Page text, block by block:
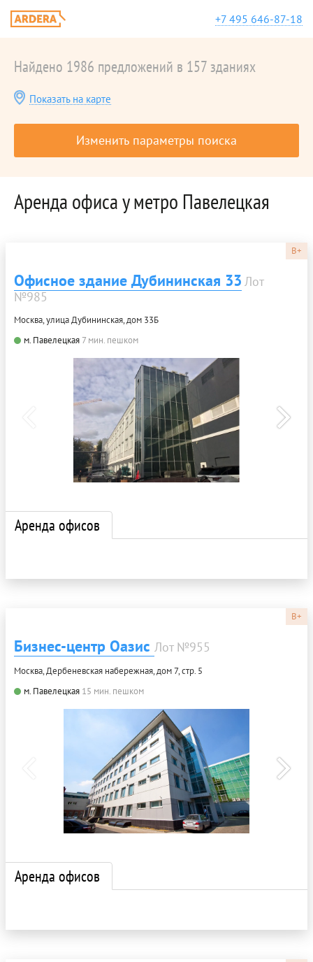
+7 495 646-87-18
Найдено 1986 предложений в 157 зданиях
Показать на карте
Изменить параметры поиска
Аренда офиса у метро Павелецкая
B+
Офисное здание Дубининская 33 Лот
№985
Москва, улица Дубининская, дом 33Б
м. Павелецкая 7 мин. пешком
Аренда офисов
B+
Бизнес-центр Оазис Лот №955
Москва, Дербеневская набережная, дом 7, стр. 5
м. Павелецкая 15 мин. пешком
Аренда офисов